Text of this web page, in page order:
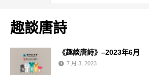
趣談唐詩
《趣談唐詩》–2023年6月
7 月 3, 2023